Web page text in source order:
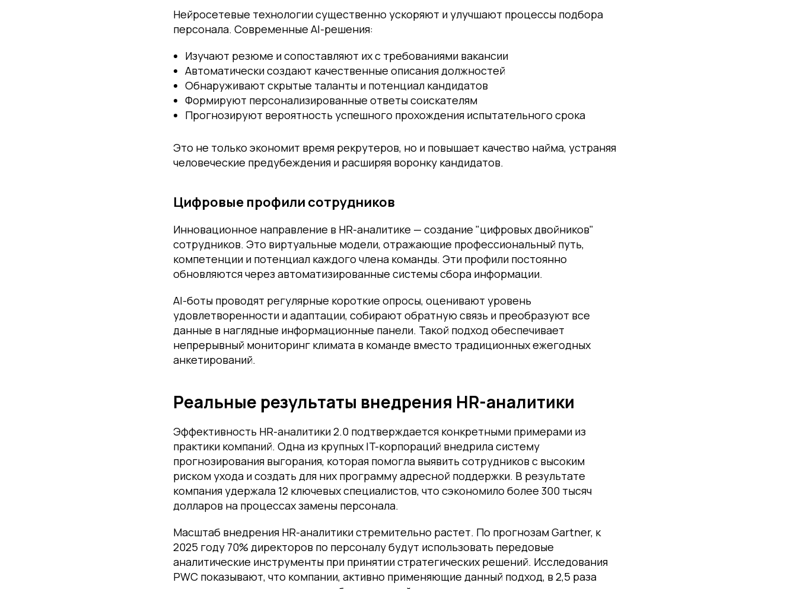
Нейросетевые технологии существенно ускоряют и улучшают процессы подбора
персонала. Современные AI-решения:
Изучают резюме и сопоставляют их с требованиями вакансии
Автоматически создают качественные описания должностей
Обнаруживают скрытые таланты и потенциал кандидатов
Формируют персонализированные ответы соискателям
Прогнозируют вероятность успешного прохождения испытательного срока
Это не только экономит время рекрутеров, но и повышает качество найма, устраняя
человеческие предубеждения и расширяя воронку кандидатов.
Цифровые профили сотрудников
Инновационное направление в HR-аналитике — создание "цифровых двойников"
сотрудников. Это виртуальные модели, отражающие профессиональный путь,
компетенции и потенциал каждого члена команды. Эти профили постоянно
обновляются через автоматизированные системы сбора информации.
AI-боты проводят регулярные короткие опросы, оценивают уровень
удовлетворенности и адаптации, собирают обратную связь и преобразуют все
данные в наглядные информационные панели. Такой подход обеспечивает
непрерывный мониторинг климата в команде вместо традиционных ежегодных
анкетирований.
Реальные результаты внедрения HR-аналитики
Эффективность HR-аналитики 2.0 подтверждается конкретными примерами из
практики компаний. Одна из крупных IT-корпораций внедрила систему
прогнозирования выгорания, которая помогла выявить сотрудников с высоким
риском ухода и создать для них программу адресной поддержки. В результате
компания удержала 12 ключевых специалистов, что сэкономило более 300 тысяч
долларов на процессах замены персонала.
Масштаб внедрения HR-аналитики стремительно растет. По прогнозам Gartner, к
2025 году 70% директоров по персоналу будут использовать передовые
аналитические инструменты при принятии стратегических решений. Исследования
PWC показывают, что компании, активно применяющие данный подход, в 2,5 раза